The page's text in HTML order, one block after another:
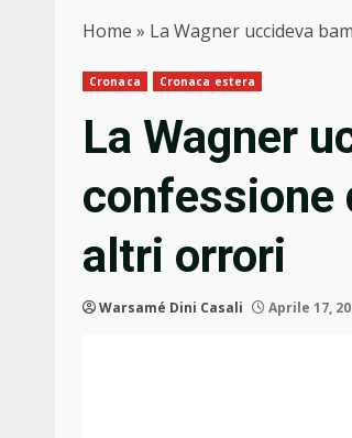
Home » La Wagner uccideva
Cronaca Cronaca estera
La Wagner
confessione
altri orrori
Warsamé Dini Casali Aprile 17,